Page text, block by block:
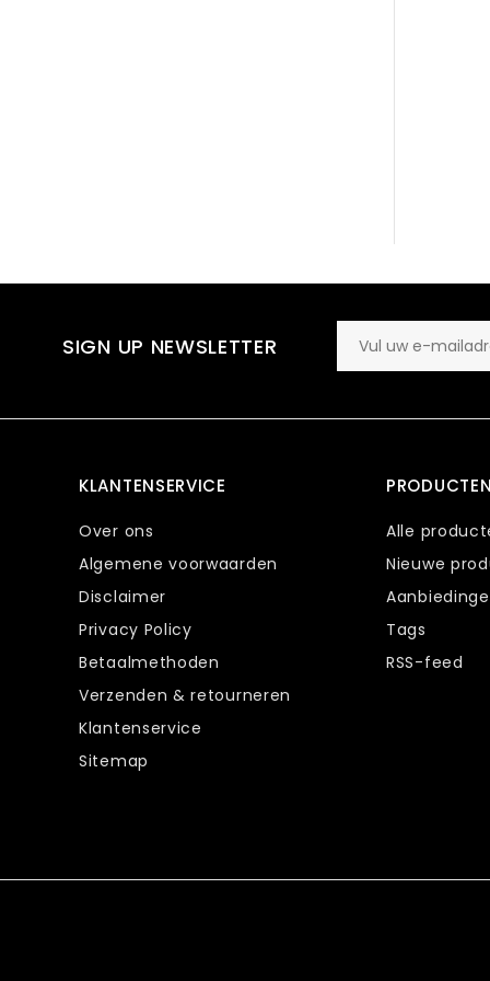
SIGN UP NEWSLETTER
KLANTENSERVICE
Over ons
Algemene voorwaarden
Disclaimer
Privacy Policy
Betaalmethoden
Verzenden & retourneren
Klantenservice
Sitemap
Alle
Nieuwe
Tags
RSS-feed